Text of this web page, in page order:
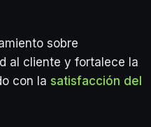
sobre
al cliente y fortalece la
con la satisfacción del